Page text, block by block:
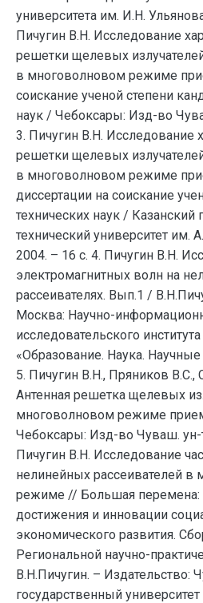
университета им. И.Н.
Пичугин В.Н. Исследование
решетки щелевых
в многоволновом режиме
соискание ученой степени
наук / Чебоксары: Изд-во
3. Пичугин В.Н. Исследование
решетки щелевых
в многоволновом режиме
диссертации на соискание
технических наук / Казанский
технический университет им.
2004. – 16 с. 4. Пичугин В.Н.
электромагнитных волн на
рассеивателях. Вып.1 /
Москва: Научно-
исследовательского
«Образование. Наука.
5. Пичугин В.Н., Пряников
Антенная решетка щелевых
многоволновом режиме
Чебоксары: Изд-во Чуваш. ун-
Пичугин В.Н. Исследование
нелинейных рассеивателей в
режиме // Большая перемена:
достижения и инновации
экономического развития.
Региональной научно-
В.Н.Пичугин. – Издательство:
государственный